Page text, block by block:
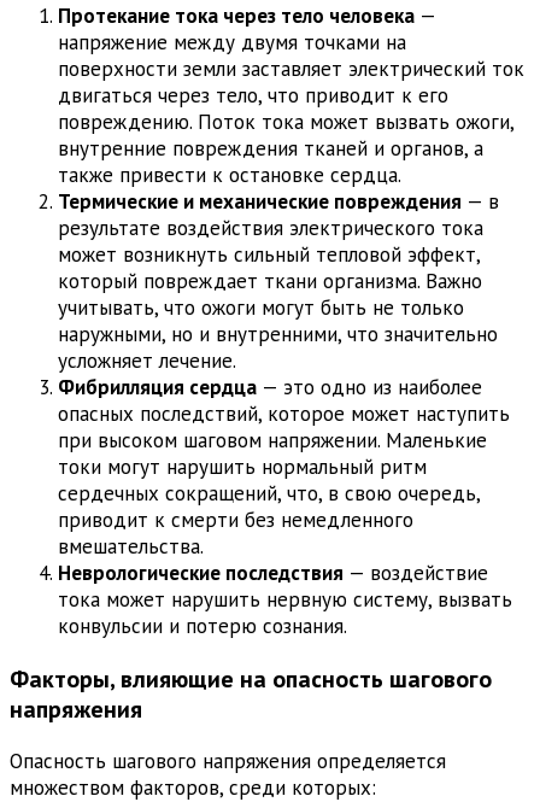
Протекание тока через тело человека —
напряжение между двумя точками на
поверхности земли заставляет электрический ток
двигаться через тело, что приводит к его
повреждению. Поток тока может вызвать ожоги,
внутренние повреждения тканей и органов, а
также привести к остановке сердца.
Термические и механические повреждения — в
результате воздействия электрического тока
может возникнуть сильный тепловой эффект,
который повреждает ткани организма. Важно
учитывать, что ожоги могут быть не только
наружными, но и внутренними, что значительно
усложняет лечение.
Фибрилляция сердца — это одно из наиболее
опасных последствий, которое может наступить
при высоком шаговом напряжении. Маленькие
токи могут нарушить нормальный ритм
сердечных сокращений, что, в свою очередь,
приводит к смерти без немедленного
вмешательства.
Неврологические последствия — воздействие
тока может нарушить нервную систему, вызвать
конвульсии и потерю сознания.
Факторы, влияющие на опасность шагового
напряжения
Опасность шагового напряжения определяется
множеством факторов, среди которых: